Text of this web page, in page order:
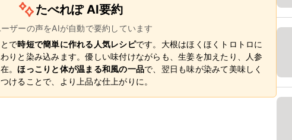
たべれぽ AI要約
ザーの声をAIが自動で要約しています
で時短で簡単に作れる人気レシピです。大根はほくほくトロトロに
りと染み込みます。優しい味付けながらも、生姜を加えたり、人参
。ほっこりと体が温まる和風の一品で、翌日も味が染みて美味しく
けることで、より上品な仕上がりに。